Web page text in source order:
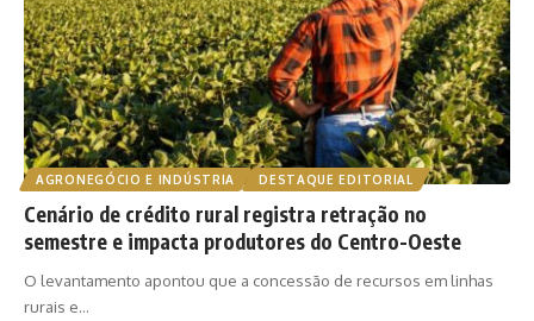
AGRONEGÓCIO E INDÚSTRIA DESTAQUE EDITORIAL
Cenário de crédito rural registra retração no
semestre e impacta produtores do Centro-Oeste
O levantamento apontou que a concessão de recursos em linhas
rurais e…